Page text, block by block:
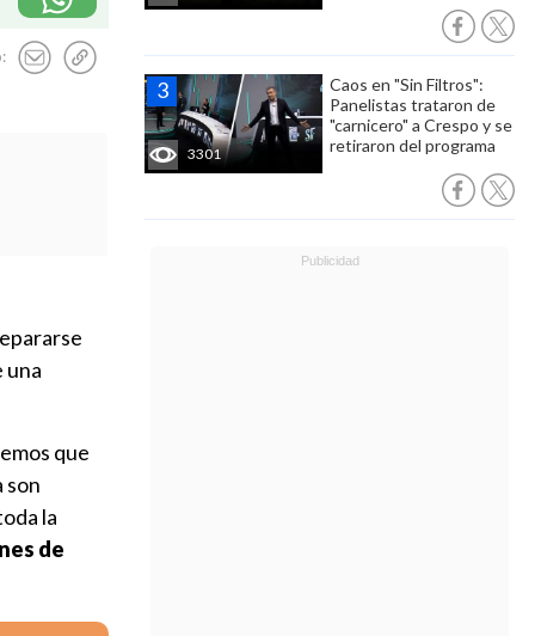
3301
Caos en "Sin Filtros":
Panelistas trataron de
"carnicero" a Crespo y se
retiraron del programa
una
que
son
la
de